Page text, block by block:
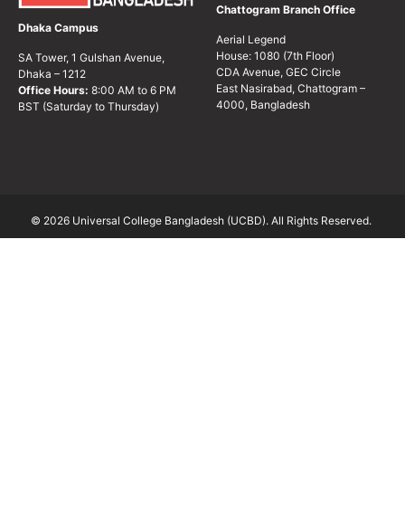
Dhaka Campus
SA Tower, 1 Gulshan Avenue,
Dhaka – 1212
Office Hours: 8:00 AM to 6 PM
BST (Saturday to Thursday)
Chattogram Branch Office
Aerial Legend
House: 1080 (7th Floor)
CDA Avenue, GEC Circle
East Nasirabad, Chattogram –
4000, Bangladesh
© 2026 Universal College Bangladesh (UCBD). All Rights Reserved.